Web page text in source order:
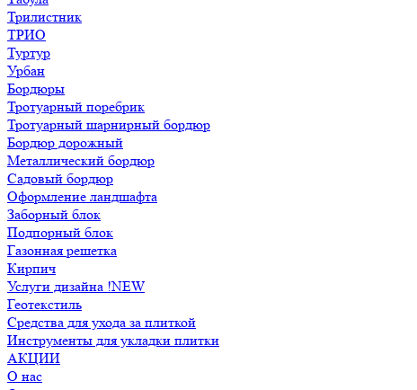
Трилистник
ТРИО
Туртур
Урбан
Бордюры
Тротуарный поребрик
Тротуарный шарнирный бордюр
Бордюр дорожный
Металлический бордюр
Садовый бордюр
Оформление ландшафта
Заборный блок
Подпорный блок
Газонная решетка
Кирпич
Услуги дизайна !NEW
Геотекстиль
Средства для ухода за плиткой
Инструменты для укладки плитки
АКЦИИ
О нас